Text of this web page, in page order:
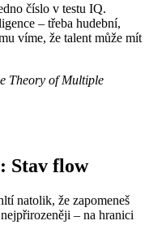
číslo v testu IQ.
– třeba hudební,
víme, že talent může mít
Theory of Multiple
Stav flow
natolik, že zapomeneš
– na hranici